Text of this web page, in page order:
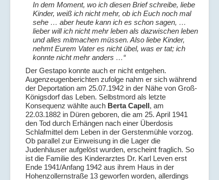
In dem Moment, wo ich diesen Brief schreibe, liebe
Kinder, weiß ich nicht mehr, ob ich Euch noch mal
sehe … aber heute kann ich es schon sagen, …
lieber will ich nicht mehr leben als dazwischen leben
und alles mitmachen müssen. Also liebe Kinder,
nehmt Eurem Vater es nicht übel, was er tat; ich
konnte nicht mehr anders …“
Der Gestapo konnte auch er nicht entgehen.
Augenzeugenberichten zufolge nahm er sich während
der Deportation am 25.07.1942 in der Nähe von Groß-
Königsdorf das Leben. Selbstmord als letzte
Konsequenz wählte auch Berta Capell, am
22.03.1882 in Düren geboren, die am 25. April 1941
den Tod durch Erhängen nach einer Überdosis
Schlafmittel dem Leben in der Gerstenmühle vorzog.
Ob parallel zur Einweisung in die Lager die
Judenhäuser aufgelöst wurden, erscheint fraglich. So
ist die Familie des Kinderarztes Dr. Karl Leven erst
Ende 1941/Anfang 1942 aus ihrem Haus in der
Hohenzollernstraße 13 geworfen worden, allerdings